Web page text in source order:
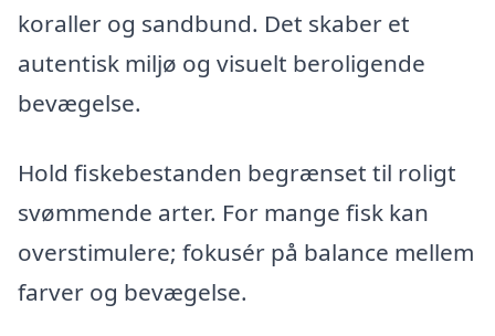
koraller og sandbund. Det skaber et
autentisk miljø og visuelt beroligende
bevægelse.
Hold fiskebestanden begrænset til roligt
svømmende arter. For mange fisk kan
overstimulere; fokusér på balance mellem
farver og bevægelse.